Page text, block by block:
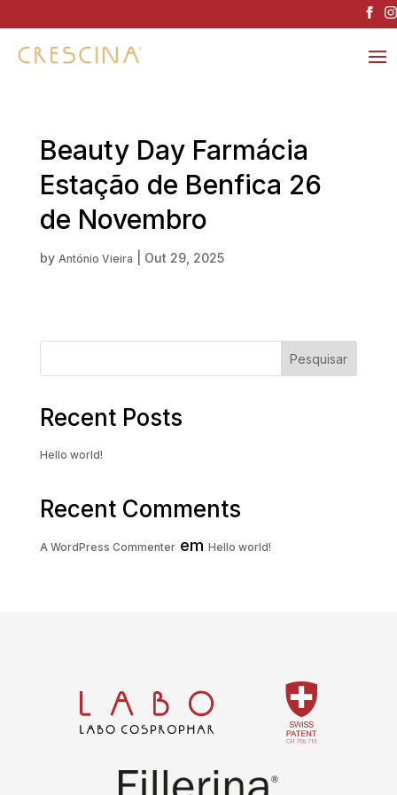
Beauty Day Farmácia
Estação de Benfica 26
de Novembro
by António Vieira Out 29, 2025
Pesquisar
Recent Posts
Hello world!
Recent Comments
A WordPress Commenterem Hello world!